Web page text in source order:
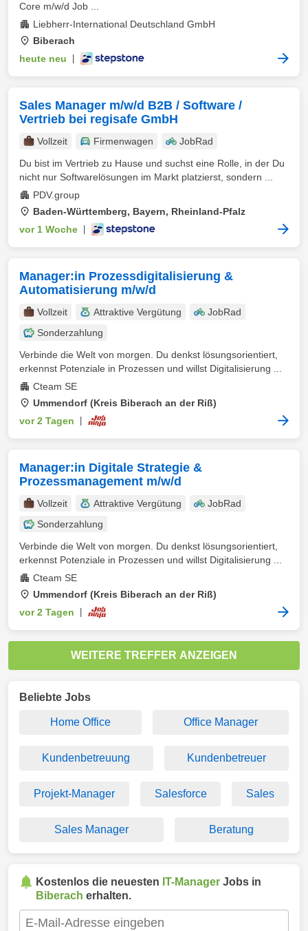
Core m/w/d Job ...
Liebherr-International Deutschland GmbH
Biberach
heute neu
Sales Manager m/w/d B2B / Software /
Vertrieb bei regisafe GmbH
Vollzeit Firmenwagen
JobRad
Du bist im Vertrieb zu Hause und suchst eine Rolle, in der Du
nicht nur Softwarelösungen im Markt platzierst, sondern ...
PDV.group
Baden-Württemberg, Bayern, Rheinland-Pfalz
vor 1 Woche
Manager:in Prozessdigitalisierung &
Automatisierung m/w/d
Vollzeit Attraktive Vergütung
JobRad
Sonderzahlung
Verbinde die Welt von morgen. Du denkst lösungsorientiert,
erkennst Potenziale in Prozessen und willst Digitalisierung ...
Cteam SE
Ummendorf (Kreis Biberach an der Riß)
vor 2 Tagen
Manager:in Digitale Strategie &
Prozessmanagement m/w/d
Vollzeit Attraktive Vergütung
JobRad
Sonderzahlung
Verbinde die Welt von morgen. Du denkst lösungsorientiert,
erkennst Potenziale in Prozessen und willst Digitalisierung ...
Cteam SE
Ummendorf (Kreis Biberach an der Riß)
vor 2 Tagen
WEITERE TREFFER ANZEIGEN
Beliebte Jobs
Home Office Office Manager
Kundenbetreuung Kundenbetreuer
Projekt-Manager Salesforce Sales
Sales Manager Beratung
Kostenlos die neuesten IT-Manager Jobs in
Biberach erhalten.